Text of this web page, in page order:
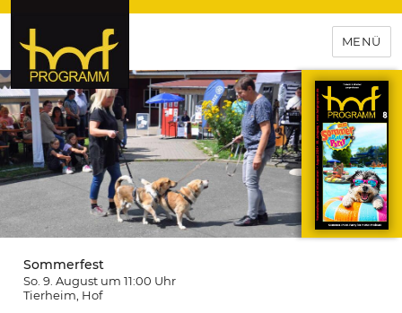
hof-programm – das
Veranstaltungsportal für
Hochfranken
MENÜ
Sommerfest
So. 9. August um 11:00 Uhr
Tierheim , Hof